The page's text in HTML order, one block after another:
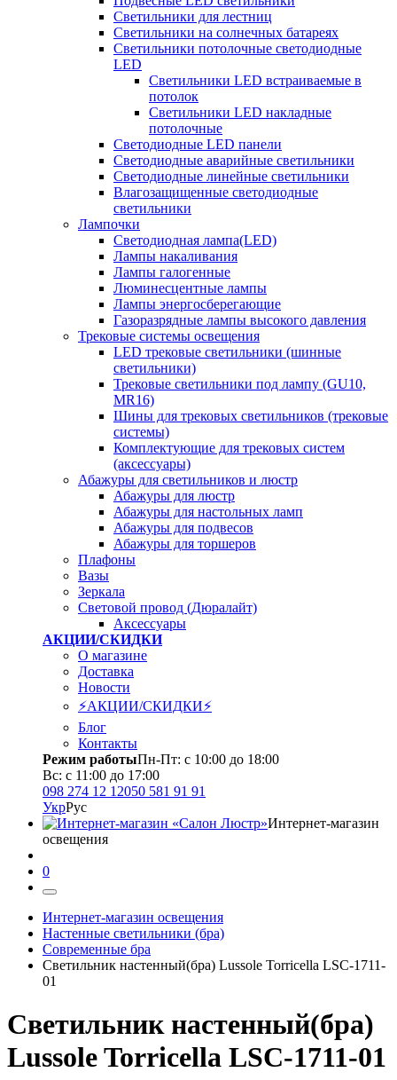
Светильники для лестниц
Светильники на солнечных батареях
Светильники потолочные светодиодные
LED
Cветильники LED встраиваемые в
потолок
Светильники LED накладные
потолочные
Светодиодные LED панели
Светодиодные аварийные светильники
Светодиодные линейные светильники
Влагозащищенные светодиодные
светильники
Лампочки
Светодиодная лампа(LED)
Лампы накаливания
Лампы галогенные
Люминесцентные лампы
Лампы энергосберегающие
Газоразрядные лампы высокого давления
Трековые системы освещения
LED трековые светильники (шинные
светильники)
Трековые светильники под лампу (GU10,
MR16)
Шины для трековых светильников (трековые
системы)
Комплектующие для трековых систем
(аксессуары)
Абажуры для светильников и люстр
Абажуры для люстр
Абажуры для настольных ламп
Абажуры для подвесов
Абажуры для торшеров
Плафоны
Вазы
Зеркала
Световой провод (Дюралайт)
Аксессуары
АКЦИИ/СКИДКИ
О магазине
Доставка
Новости
⚡АКЦИИ/СКИДКИ⚡
Блог
Контакты
Режим работыПн-Пт: с 10:00 до 18:00
Вс: с 11:00 до 17:00
098 274 12 12050 581 91 91
УкрРус
Интернет-магазин
освещения
0
Интернет-магазин освещения
Настенные светильники (бра)
Современные бра
Светильник настенный(бра) Lussole Torricella LSC-1711-
01
Светильник настенный(бра)
Lussole Torricella LSC-1711-01